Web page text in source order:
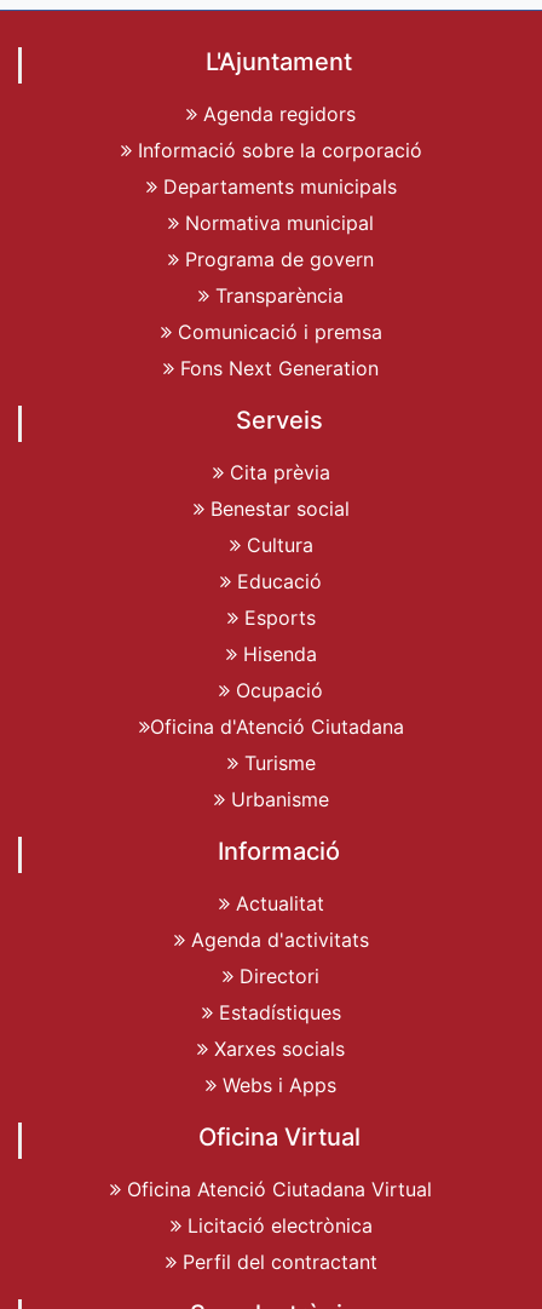
L'Ajuntament
Agenda regidors
Informació sobre la corporació
Departaments municipals
Normativa municipal
Programa de govern
Transparència
Comunicació i premsa
Fons Next Generation
Serveis
Cita prèvia
Benestar social
Cultura
Educació
Esports
Hisenda
Ocupació
Oficina d'Atenció Ciutadana
Turisme
Urbanisme
Informació
Actualitat
Agenda d'activitats
Directori
Estadístiques
Xarxes socials
Webs i Apps
Oficina Virtual
Oficina Atenció Ciutadana Virtual
Licitació electrònica
Perfil del contractant